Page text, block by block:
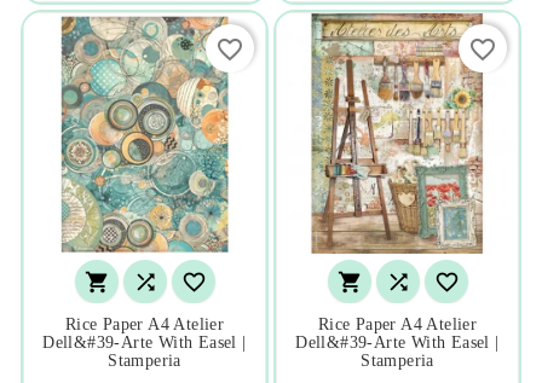
  
Rice Paper A4 Atelier
Dell&#39-Arte With Easel |
Stamperia
favorite_border
  
Rice Paper A4 Atelier
Dell&#39-Arte With Easel |
Stamperia
favorite_border